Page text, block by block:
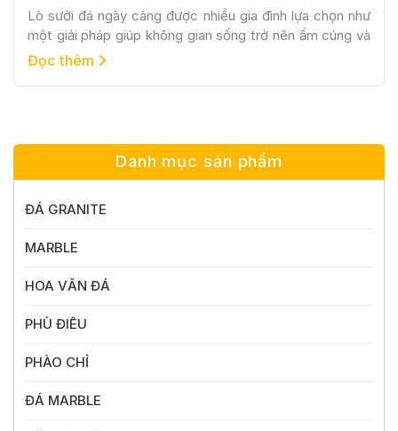
Lò sưởi đá ngày càng được nhiều gia đình lựa chọn như
một giải pháp giúp không gian sống trở nên ấm cúng và
sang trọng hơn. Trong thiết kế nội thất hiện đại, lò sưởi
không chỉ có chức năng sưởi ấm mà còn đóng vai trò
Đọc thêm
Danh mục sản phẩm
ĐÁ GRANITE
MARBLE
HOA VĂN ĐÁ
PHÙ ĐIÊU
PHÀO CHỈ
ĐÁ MARBLE